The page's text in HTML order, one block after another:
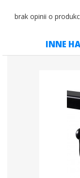
brak opinii o
INNE